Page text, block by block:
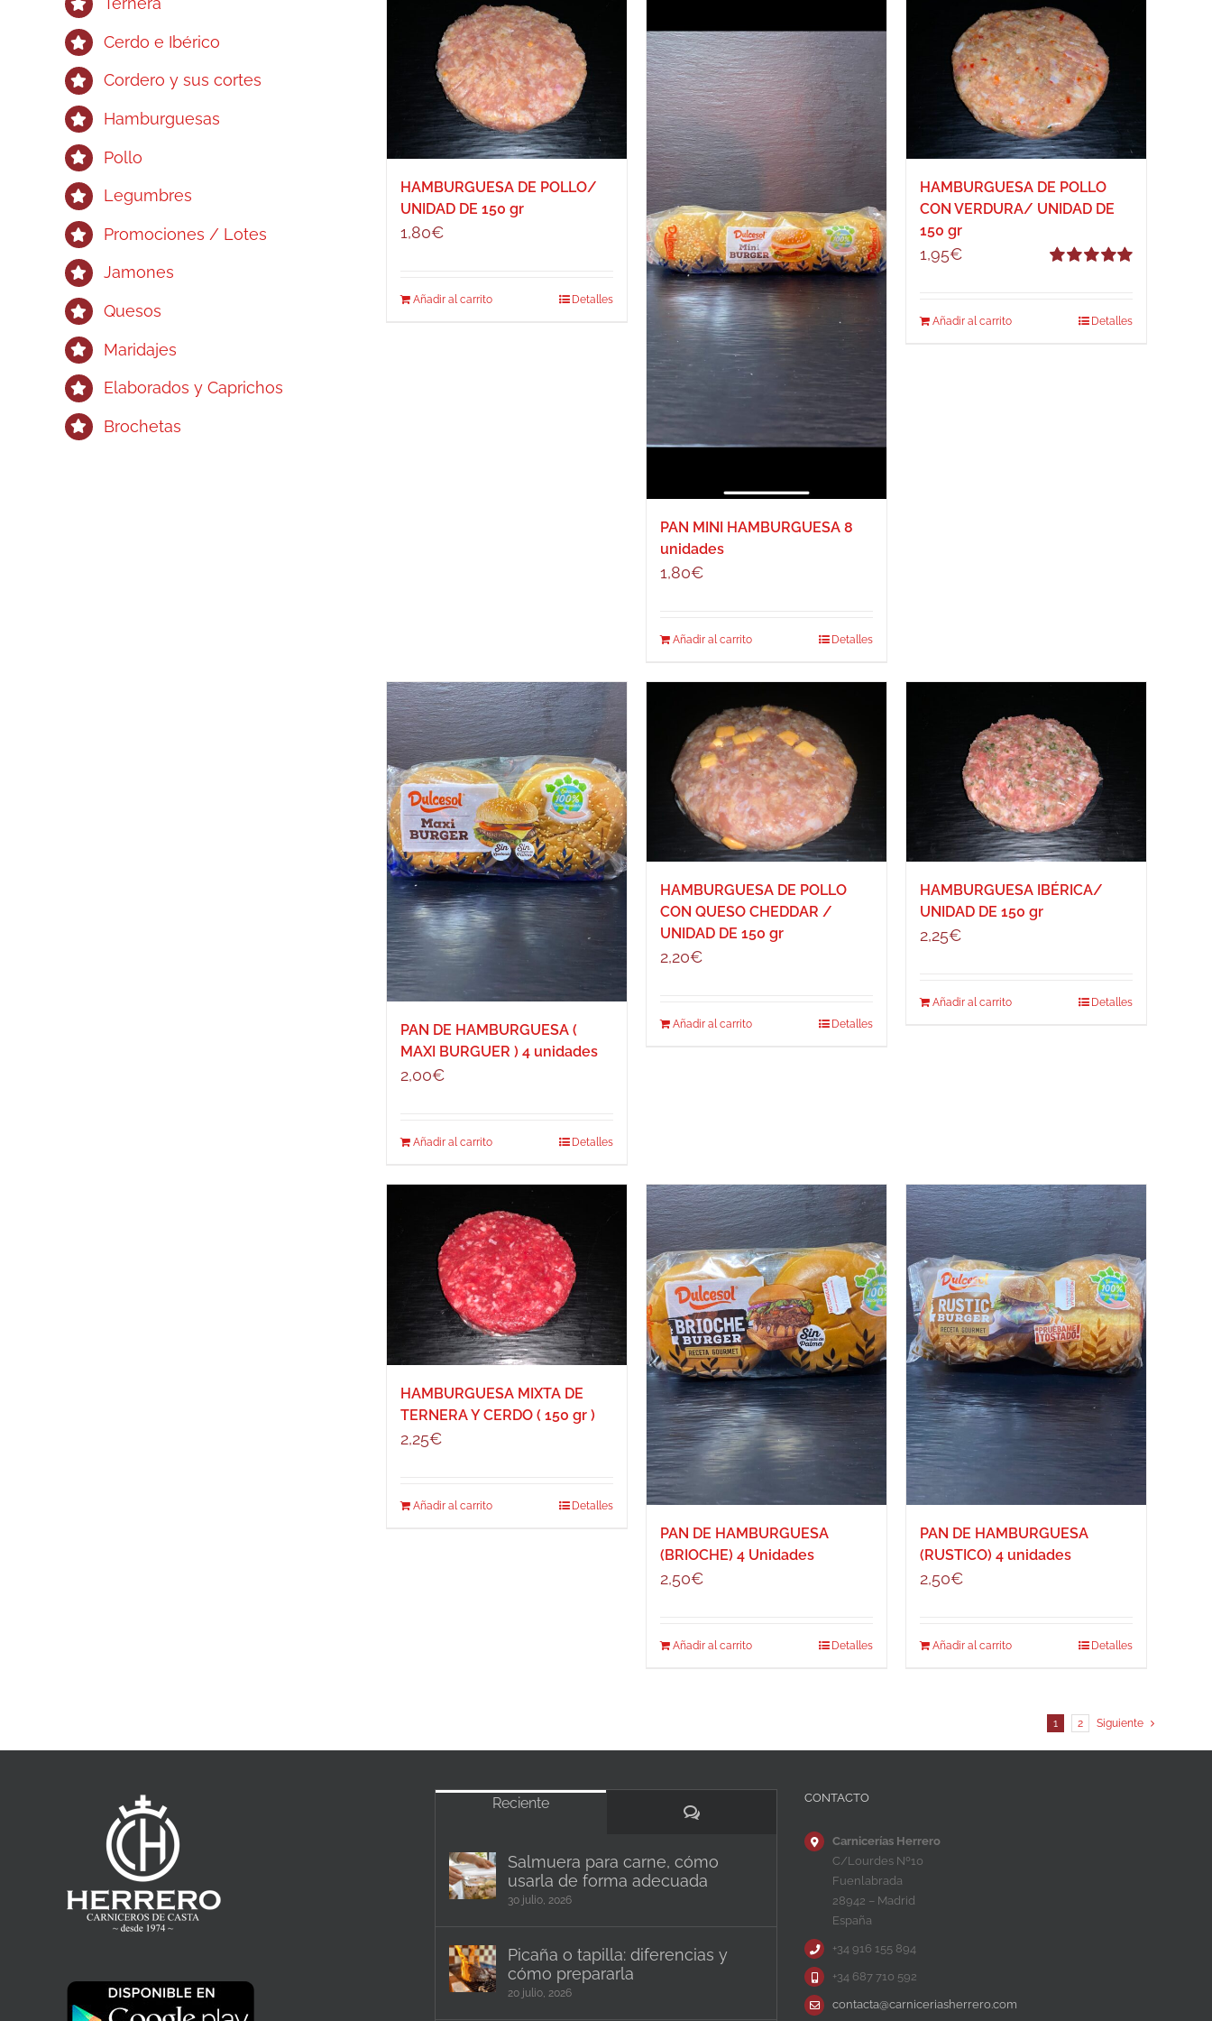
HAMBURGUESA DE POLLO/
UNIDAD DE 150 gr
1,80€
Añadir al carrito Detalles
PAN MINI HAMBURGUESA 8
unidades
1,80€
Añadir al carrito Detalles
HAMBURGUESA DE POLLO
CON VERDURA/ UNIDAD DE
150 gr
1,95€
Añadir al carrito Detalles
PAN DE HAMBURGUESA (
MAXI BURGUER ) 4 unidades
2,00€
Añadir al carrito Detalles
HAMBURGUESA DE POLLO
CON QUESO CHEDDAR /
UNIDAD DE 150 gr
2,20€
Añadir al carrito Detalles
HAMBURGUESA IBÉRICA/
UNIDAD DE 150 gr
2,25€
Añadir al carrito Detalles
HAMBURGUESA MIXTA DE
TERNERA Y CERDO ( 150 gr )
2,25€
Añadir al carrito Detalles
PAN DE HAMBURGUESA
(BRIOCHE) 4 Unidades
2,50€
Añadir al carrito Detalles
PAN DE HAMBURGUESA
(RUSTICO) 4 unidades
2,50€
Añadir al carrito Detalles
1 2 Siguiente
Cerdo e Ibérico
Cordero y sus cortes
Hamburguesas
Pollo
Legumbres
Promociones / Lotes
Jamones
Quesos
Maridajes
Elaborados y Caprichos
Brochetas
Reciente
Comentarios
Salmuera para carne, cómo
usarla de forma adecuada
30 julio, 2026
Picaña o tapilla: diferencias y
cómo prepararla
20 julio, 2026
CONTACTO
Carnicerías Herrero
C/Lourdes Nº10
Fuenlabrada
28942 – Madrid
España
+34 916 155 894
+34 687 710 592
contacta@carniceriasherrero.com